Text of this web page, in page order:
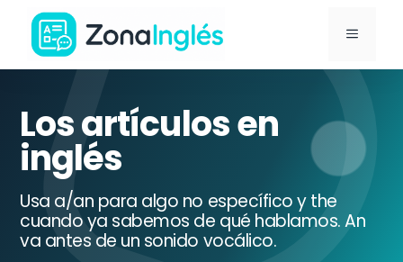
Saltar
contenido
Ir
la
portada
ZonaInglés
MENÚ
Los artículos en
inglés
Usa a/an para algo no específico y the
cuando ya sabemos de qué hablamos. An
va antes de un sonido vocálico.